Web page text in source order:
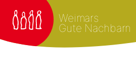
Weimars
Gute Nachbarn